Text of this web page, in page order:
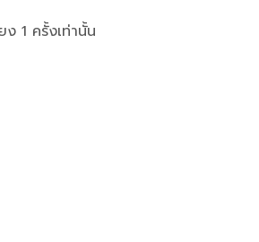
1 ครั้งเท่านั้น